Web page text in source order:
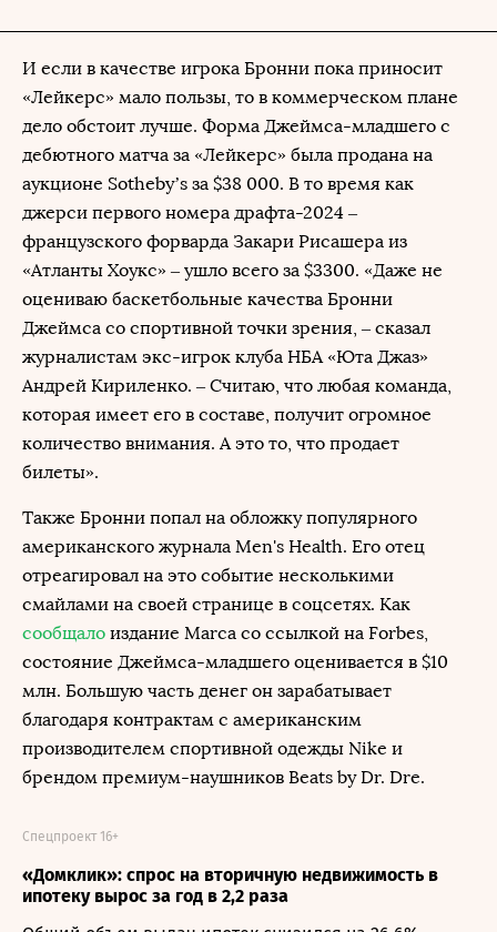
И если в качестве игрока Бронни пока приносит
«Лейкерс» мало пользы, то в коммерческом плане
дело обстоит лучше. Форма Джеймса-младшего с
дебютного матча за «Лейкерс» была продана на
аукционе Sotheby’s за $38 000. В то время как
джерси первого номера драфта-2024 –
французского форварда Закари Рисашера из
«Атланты Хоукс» – ушло всего за $3300. «Даже не
оцениваю баскетбольные качества Бронни
Джеймса со спортивной точки зрения, – сказал
журналистам экс-игрок клуба НБА «Юта Джаз»
Андрей Кириленко. – Считаю, что любая команда,
которая имеет его в составе, получит огромное
количество внимания. А это то, что продает
билеты».
Также Бронни попал на обложку популярного
американского журнала Men's Health. Его отец
отреагировал на это событие несколькими
смайлами на своей странице в соцсетях. Как
сообщало издание Marca со ссылкой на Forbes,
состояние Джеймса-младшего оценивается в $10
млн. Большую часть денег он зарабатывает
благодаря контрактам с американским
производителем спортивной одежды Nike и
брендом премиум-наушников Beats by Dr. Dre.
«Домклик»: спрос на вторичную недвижимость в
ипотеку вырос за год в 2,2 раза
Спецпроект 16+